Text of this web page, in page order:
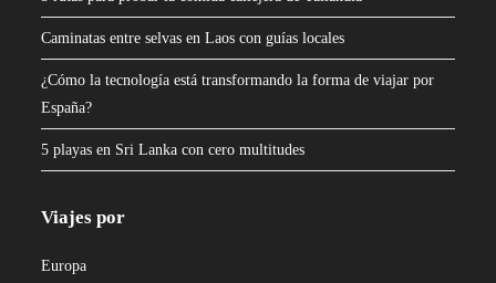
Caminatas entre selvas en Laos con guías locales
¿Cómo la tecnología está transformando la forma de viajar por
España?
5 playas en Sri Lanka con cero multitudes
Viajes por
Europa